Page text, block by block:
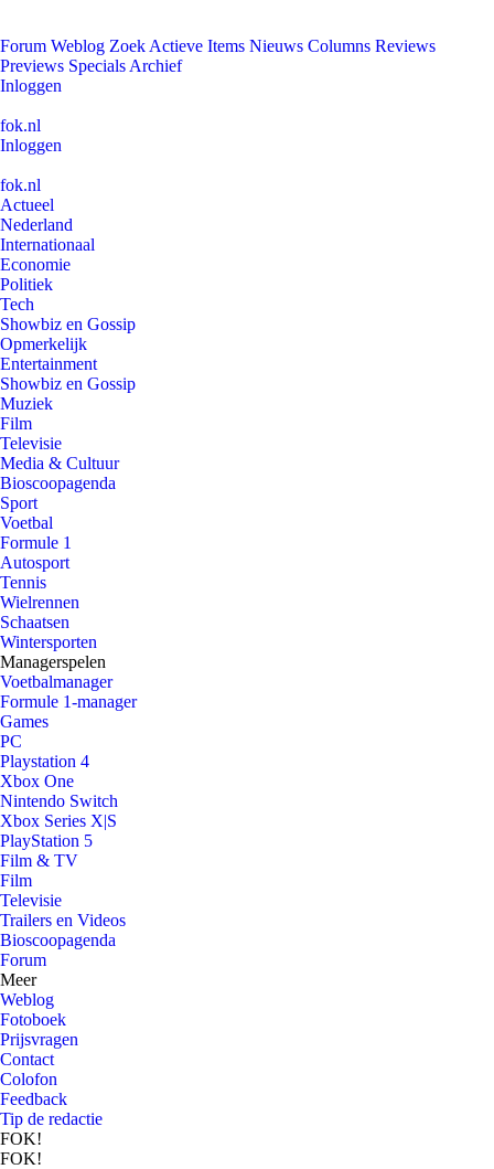
Forum Weblog Zoek Actieve Items Nieuws Columns Reviews
Previews Specials Archief
Inloggen
fok.nl
Inloggen
fok.nl
Actueel
Nederland
Internationaal
Economie
Politiek
Tech
Showbiz en Gossip
Opmerkelijk
Entertainment
Showbiz en Gossip
Muziek
Film
Televisie
Media & Cultuur
Bioscoopagenda
Sport
Voetbal
Formule 1
Autosport
Tennis
Wielrennen
Schaatsen
Wintersporten
Managerspelen
Voetbalmanager
Formule 1-manager
Games
PC
Playstation 4
Xbox One
Nintendo Switch
Xbox Series X|S
PlayStation 5
Film & TV
Film
Televisie
Trailers en Videos
Bioscoopagenda
Forum
Meer
Weblog
Fotoboek
Prijsvragen
Contact
Colofon
Feedback
Tip de redactie
FOK!
FOK!